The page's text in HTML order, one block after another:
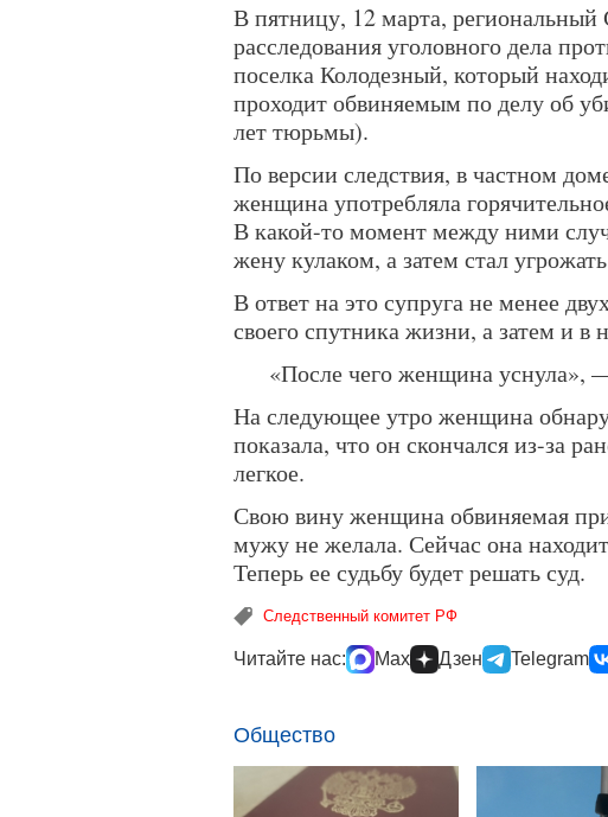
В пятницу, 12 марта,
расследования уголовного дела
поселка Колодезный, который
проходит обвиняемым по делу об
лет тюрьмы).
По версии следствия, в частном
женщина употребляла
В какой-то момент между ними
жену кулаком, а затем стал
В ответ на это супруга не менее
своего спутника жизни, а затем и в
«После чего женщина уснула»,
На следующее утро женщина
показала, что он скончался из-за
легкое.
Свою вину женщина обвиняемая
мужу не желала. Сейчас она
Теперь ее судьбу будет решать суд.
Следственный комитет РФ
Читайте нас: Max Дзен Telegram
Общество